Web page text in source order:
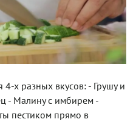
4-х разных вкусов: - Грушу и
- Малину с имбирем -
пестиком прямо в